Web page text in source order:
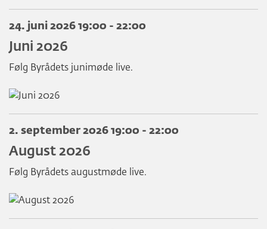
24. juni 2026 19:00 - 22:00
Juni 2026
Følg Byrådets junimøde live.
2. september 2026 19:00 - 22:00
August 2026
Følg Byrådets augustmøde live.